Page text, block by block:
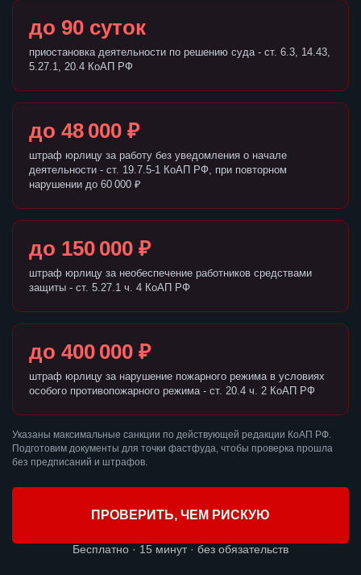
до 90 суток
приостановка деятельности по решению суда - ст. 6.3, 14.43,
5.27.1, 20.4 КоАП РФ
до 48 000 ₽
штраф юрлицу за работу без уведомления о начале
деятельности - ст. 19.7.5-1 КоАП РФ, при повторном
нарушении до 60 000 ₽
до 150 000 ₽
штраф юрлицу за необеспечение работников средствами
защиты - ст. 5.27.1 ч. 4 КоАП РФ
до 400 000 ₽
штраф юрлицу за нарушение пожарного режима в условиях
особого противопожарного режима - ст. 20.4 ч. 2 КоАП РФ
Указаны максимальные санкции по действующей редакции КоАП РФ.
Подготовим документы для точки фастфуда, чтобы проверка прошла
без предписаний и штрафов.
ПРОВЕРИТЬ, ЧЕМ РИСКУЮ
Бесплатно · 15 минут · без обязательств